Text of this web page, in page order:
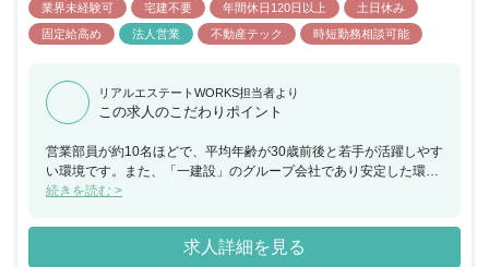
業界未経験可 宅建不要 年間休日120日以上
土日休み
固定給高め
法人営業 不動産テック 時短勤務相談可能
リアルエステートWORKS担当者より
この求人のこだわりポイント
営業部員が約10名ほどで、平均年齢が30歳前後と若手が活躍しやす
い環境です。また、「一建設」のグループ会社であり安定した環境
ながらも、会社としては第二創業期を迎えているため、何でもチャ
には大変おすすめの求人です。土日祝休みで残業も平均20時間以下
ですので、ご家庭のある方でも安心してお仕事に集中できることも
続きを読む >
求人詳細を見る